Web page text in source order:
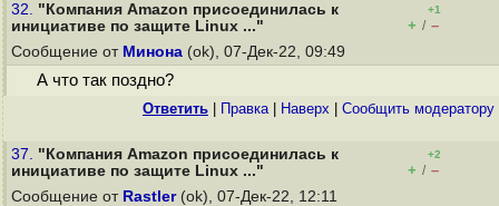
32. "Компания Amazon присоединилась к
инициативе по защите Linux ..."
+1
+ / –
Сообщение от Минона (ok), 07-Дек-22, 09:49
А что так поздно?
Ответить Правка| Наверх Cообщить модератору
37. "Компания Amazon присоединилась к
инициативе по защите Linux ..."
+2
+ / –
Сообщение от Rastler(ok), 07-Дек-22, 12:11